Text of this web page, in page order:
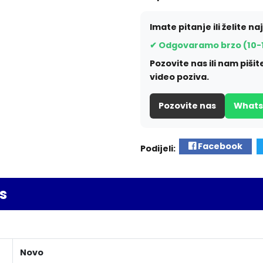
Imate pitanje ili želite
✔ Odgovaramo brzo (10-
Pozovite nas ili nam
video poziva.
Pozovite nas
Podijeli: Facebook
Novo